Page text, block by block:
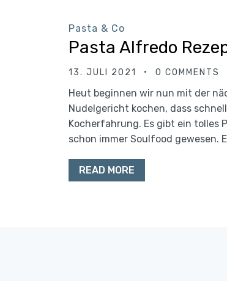
Pasta & Co
Pasta Alfredo
13. JULI 2021 0 COMMENTS
Heut beginnen wir nun mit der
Nudelgericht kochen, dass
Kocherfahrung. Es gibt ein tolles
schon immer Soulfood gewesen.
READ MORE